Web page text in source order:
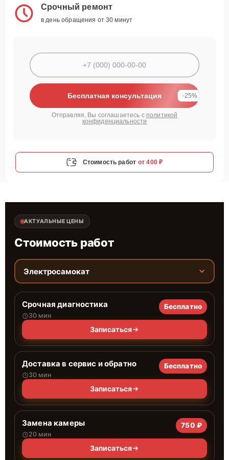
Срочный ремонт
в день обращения от 30 минут
Бесплатная консультация -25%
Отправляя, Вы соглашаетесь с политикой
конфиденциальности
Стоимость работ от 400 ₽
АКТУАЛЬНЫЕ ЦЕНЫ
Стоимость работ
Электросамокат
Срочная диагностика
30 мин
Бесплатно
Записаться
Доставка в сервис и обратно
30 мин
Бесплатно
Записаться
Замена камеры
20 мин
750 ₽
Записаться